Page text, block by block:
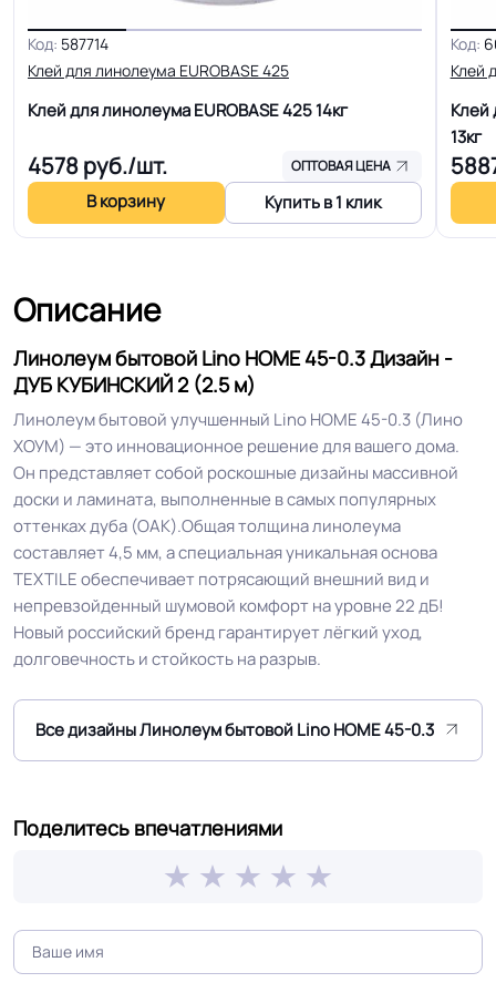
Толщина
Область применения
Для пола, Для дома, Для спальни,
Для офиса, Для модульных зданий,
Для теплого пола, Для квартиры,
Для строителей, Для магазинов,
Для жилых зон, Для опта, Для
Допуск изменения
толщин
Класс горючести
КМ 5 по ФЗ 123 от 22.07.2008г, где
В3, Д3, Т3, РП2
Класс 23/31 кл.
Устойчивость к химии Отличная
Особенности
коллекции
Двойная основа EXTRA TEXTILE и
полное отсутствие усадки
Защитный слой 0.40 мм (400) мкм
Доп. защита рабочего
PUR
Коэффициент
R9
Код: 587714
Клей для линолеума EUROBASE 425
Клей для линолеума EUROBASE 42514кг
4578руб./шт. ОПТОВАЯ ЦЕНА
В корзину Купить в 1 клик
Код:
Клей
Клей
13кг
Описание
Линолеум бытовой Lino HOME 45-0.3 Дизайн -
ДУБ КУБИНСКИЙ 2 (2.5 м)
Линолеум бытовой улучшенный Lino HOME 45-0.3 (Лино
ХОУМ) — это инновационное решение для вашего дома.
Он представляет собой роскошные дизайны массивной
доски и ламината, выполненные в самых популярных
оттенках дуба (OAK).Общая толщина линолеума
составляет 4,5 мм, а специальная уникальная основа
TEXTILE обеспечивает потрясающий внешний вид и
непревзойденный шумовой комфорт на уровне 22 дБ!
Новый российский бренд гарантирует лёгкий уход,
долговечность и стойкость на разрыв.
Все дизайны Линолеум бытовой Lino HOME 45-0.3
Поделитесь впечатлениями